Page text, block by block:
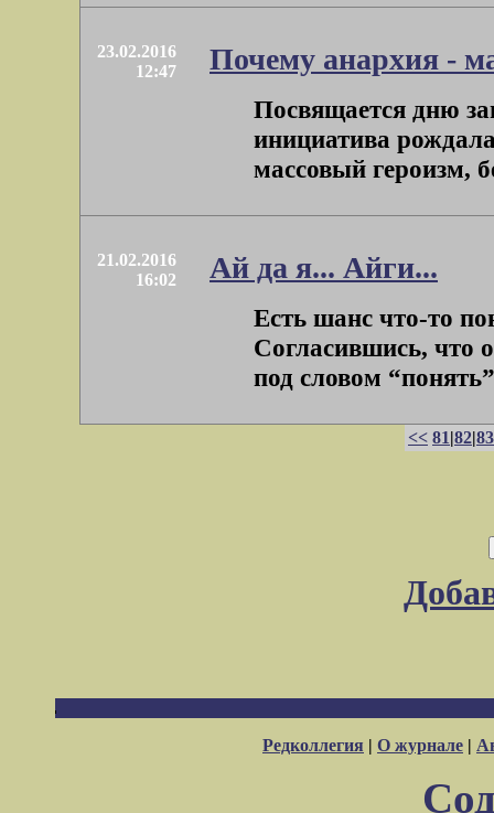
23.02.2016
12:47
Почему анархия -
Посвящается дню
инициатива
массовый героизм,
21.02.2016
16:02
Ай да я... Айги...
Есть шанс что-то
Согласившись, что
под словом
<< 81|82|83
Редколлегия | О журнале |